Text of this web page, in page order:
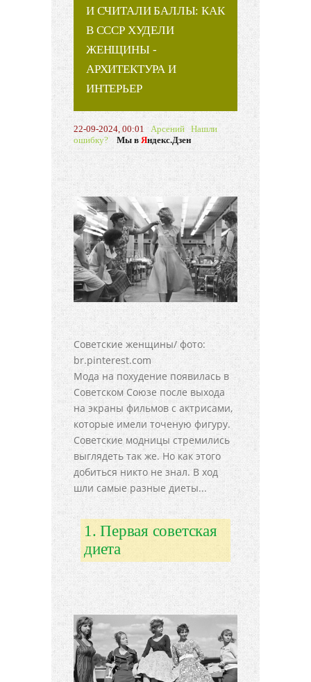
И СЧИТАЛИ БАЛЛЫ: КАК
В СССР ХУДЕЛИ
ЖЕНЩИНЫ -
АРХИТЕКТУРА И
ИНТЕРЬЕР
22-09-2024, 00:01 Арсений Нашли
ошибку?
Мы в Яндекс.Дзен
Советские женщины/ фото:
br.pinterest.com
Мода на похудение появилась в
Советском Союзе после выхода
на экраны фильмов с актрисами,
которые имели точеную фигуру.
Советские модницы стремились
выглядеть так же. Но как этого
добиться никто не знал. В ход
шли самые разные диеты...
1. Первая советская
диета